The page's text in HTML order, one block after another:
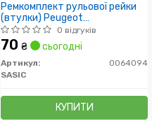
Ремкомплект рульової рейки
(втулки) Peugeot
104/205/309, Citroen
0 відгуків
70 ₴ сьогодні
Артикул:
0064094
SASIC
КУПИТИ